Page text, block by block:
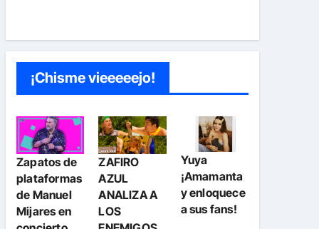
¡Chisme vieeeeejo!
Zapatos de
plataformas
de Manuel
Mijares en
ZAFIRO
AZUL
ANALIZA A
LOS
Yuya
¡Amamanta
y enloquece
a sus fans!